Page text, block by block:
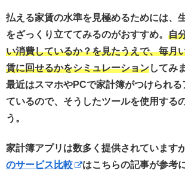
払える家賃の水準を見極めるためには、
をざっくり立ててみるのがおすすめ。 自
い消費しているか？を見たうえで、毎月
賃に回せるかをシミュレーションしてみ
最近はスマホやPCで家計簿がつけられる
ているので、そうしたツールを使用する
う。
家計簿アプリは数多く提供されていますが
のサービス比較
はこちらの記事が参考